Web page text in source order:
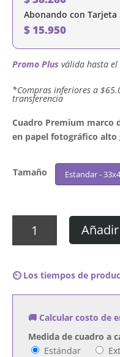
Abonando con Tarjeta
$ 15.950
Promo Plus válida hasta el
´*Compras inferiores a
transferencia
Cuadro Premium marco
en papel fotográfico alto
Tamaño Estandar -
Hard
Core
⏲️ Los tiempos de
🚚 Calcular costo de
Medida de cuadro a
Estándar